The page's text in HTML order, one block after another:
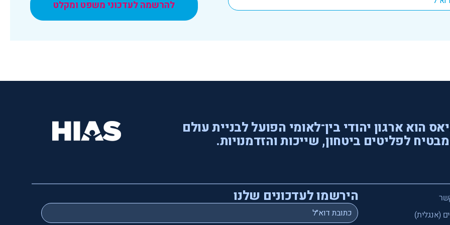
להרשמה לעדכוני משפט ומקלט
הוא ארגון יהודי בין־לאומי הפועל לבניית עולם
לפליטים ביטחון, שייכות והזדמנויות.
(אנגלית)
הירשמו לעדכונים שלנו
Email
*